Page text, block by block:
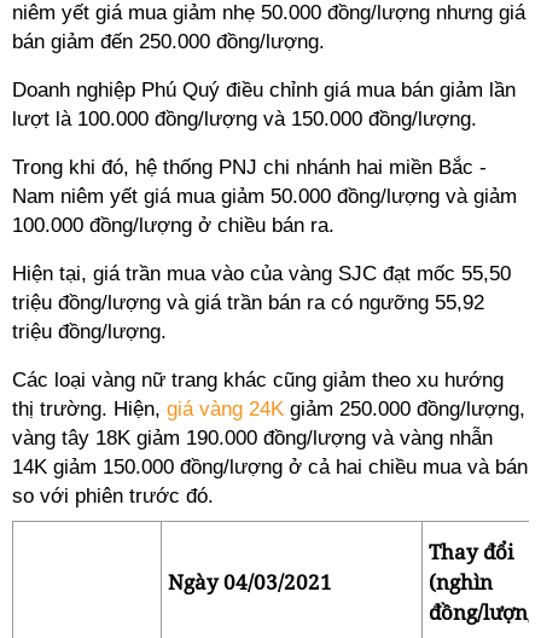
niêm yết giá mua giảm nhẹ 50.000 đồng/lượng nhưng giá
bán giảm đến 250.000 đồng/lượng.
Doanh nghiệp Phú Quý điều chỉnh giá mua bán giảm lần
lượt là 100.000 đồng/lượng và 150.000 đồng/lượng.
Trong khi đó, hệ thống PNJ chi nhánh hai miền Bắc -
Nam niêm yết giá mua giảm 50.000 đồng/lượng và giảm
100.000 đồng/lượng ở chiều bán ra.
Hiện tại, giá trần mua vào của vàng SJC đạt mốc 55,50
triệu đồng/lượng và giá trần bán ra có ngưỡng 55,92
triệu đồng/lượng.
Các loại vàng nữ trang khác cũng giảm theo xu hướng
thị trường. Hiện, giá vàng 24K giảm 250.000 đồng/lượng,
vàng tây 18K giảm 190.000 đồng/lượng và vàng nhẫn
14K giảm 150.000 đồng/lượng ở cả hai chiều mua và bán
so với phiên trước đó.
Ngày 04/03/2021
Thay đổi
(nghìn
đồng/